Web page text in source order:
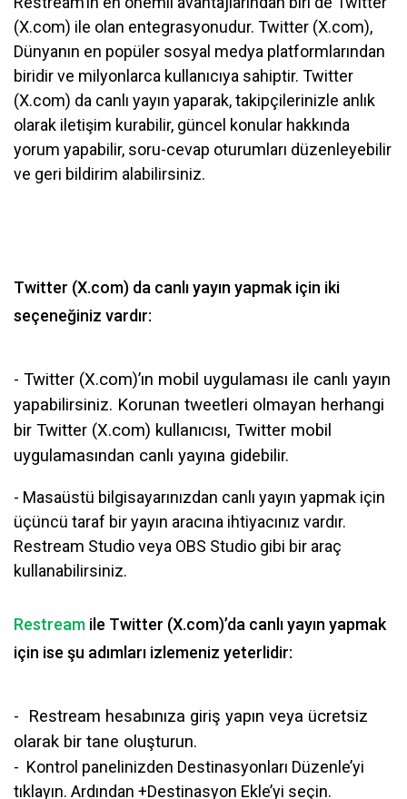
(X.com) ile olan entegrasyonudur. Twitter (X.com),
Dünyanın en popüler sosyal medya platformlarından
biridir ve milyonlarca kullanıcıya sahiptir. Twitter
(X.com) da canlı yayın yaparak, takipçilerinizle anlık
olarak iletişim kurabilir, güncel konular hakkında
yorum yapabilir, soru-cevap oturumları düzenleyebilir
ve geri bildirim alabilirsiniz.
Twitter (X.com) da canlı yayın yapmak için iki
seçeneğiniz vardır:
- Twitter (X.com)’ın mobil uygulaması ile canlı yayın
yapabilirsiniz. Korunan tweetleri olmayan herhangi
bir Twitter (X.com) kullanıcısı, Twitter mobil
uygulamasından canlı yayına gidebilir.
- Masaüstü bilgisayarınızdan canlı yayın yapmak için
üçüncü taraf bir yayın aracına ihtiyacınız vardır.
Restream Studio veya OBS Studio gibi bir araç
kullanabilirsiniz.
Restream ile Twitter (X.com)’da canlı yayın yapmak
için ise şu adımları izlemeniz yeterlidir:
- Restream hesabınıza giriş yapın veya ücretsiz
olarak bir tane oluşturun.
- Kontrol panelinizden Destinasyonları Düzenle’yi
tıklayın. Ardından +Destinasyon Ekle’yi seçin.